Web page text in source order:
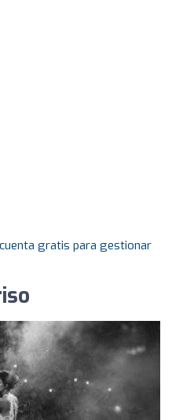
gratis para gestionar